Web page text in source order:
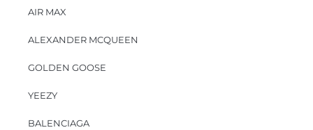
AIR MAX
ALEXANDER MCQUEEN
GOLDEN GOOSE
YEEZY
BALENCIAGA